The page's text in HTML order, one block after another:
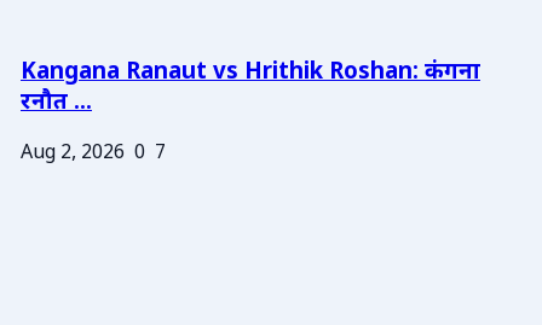
Kangana Ranaut vs Hrithik Roshan: कंगना
रनौत ...
Aug 2, 2026 0 7